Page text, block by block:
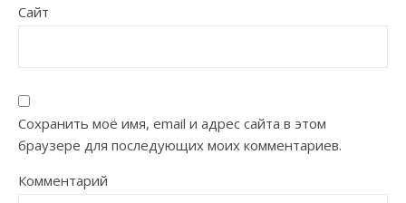
Сайт
Сохранить моё имя, email и адрес сайта в этом
браузере для последующих моих комментариев.
Комментарий